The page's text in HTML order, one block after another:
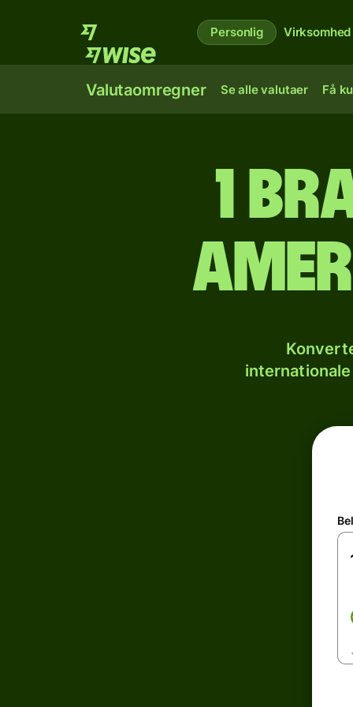
Personlig Virksomhed
Valutaomregner Se alle valutaer Få
1